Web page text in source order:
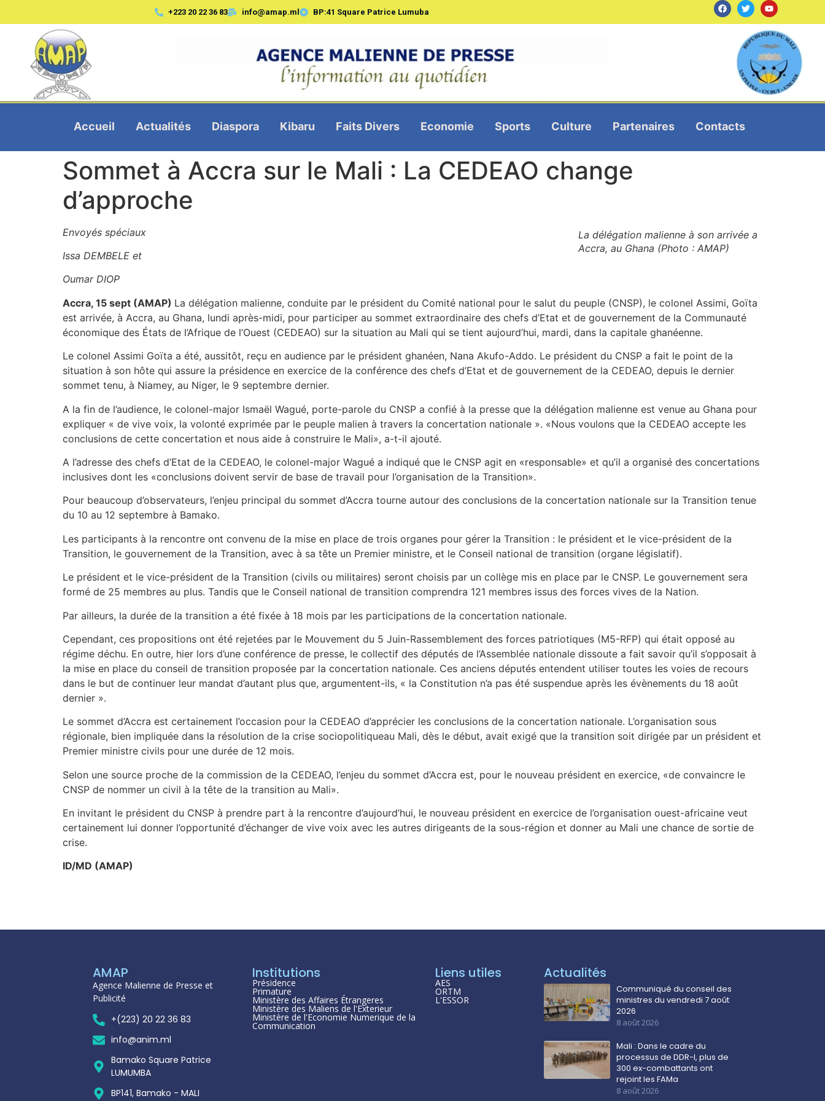
+223 20 22 36 83 info@amap.ml BP:41 Square Patrice Lumuba
Accueil Actualités Diaspora Kibaru Faits Divers Economie Sports Culture Partenaires Contacts
Sommet à Accra sur le Mali : La CEDEAO change
d’approche
La délégation malienne à son arrivée a
Accra, au Ghana (Photo : AMAP)
Envoyés spéciaux
Issa DEMBELE et
Oumar DIOP
Accra, 15 sept (AMAP) La délégation malienne, conduite par le président du Comité national pour le salut du peuple (CNSP), le colonel Assimi, Goïta
est arrivée, à Accra, au Ghana, lundi après-midi, pour participer au sommet extraordinaire des chefs d’Etat et de gouvernement de la Communauté
économique des États de l’Afrique de l’Ouest (CEDEAO) sur la situation au Mali qui se tient aujourd’hui, mardi, dans la capitale ghanéenne.
Le colonel Assimi Goïta a été, aussitôt, reçu en audience par le président ghanéen, Nana Akufo-Addo. Le président du CNSP a fait le point de la
situation à son hôte qui assure la présidence en exercice de la conférence des chefs d’Etat et de gouvernement de la CEDEAO, depuis le dernier
sommet tenu, à Niamey, au Niger, le 9 septembre dernier.
A la fin de l’audience, le colonel-major Ismaël Wagué, porte-parole du CNSP a confié à la presse que la délégation malienne est venue au Ghana pour
expliquer « de vive voix, la volonté exprimée par le peuple malien à travers la concertation nationale ». «Nous voulons que la CEDEAO accepte les
conclusions de cette concertation et nous aide à construire le Mali», a-t-il ajouté.
A l’adresse des chefs d’Etat de la CEDEAO, le colonel-major Wagué a indiqué que le CNSP agit en «responsable» et qu’il a organisé des concertations
inclusives dont les «conclusions doivent servir de base de travail pour l’organisation de la Transition».
Pour beaucoup d’observateurs, l’enjeu principal du sommet d’Accra tourne autour des conclusions de la concertation nationale sur la Transition tenue
du 10 au 12 septembre à Bamako.
Les participants à la rencontre ont convenu de la mise en place de trois organes pour gérer la Transition : le président et le vice-président de la
Transition, le gouvernement de la Transition, avec à sa tête un Premier ministre, et le Conseil national de transition (organe législatif).
Le président et le vice-président de la Transition (civils ou militaires) seront choisis par un collège mis en place par le CNSP. Le gouvernement sera
formé de 25 membres au plus. Tandis que le Conseil national de transition comprendra 121 membres issus des forces vives de la Nation.
Par ailleurs, la durée de la transition a été fixée à 18 mois par les participations de la concertation nationale.
Cependant, ces propositions ont été rejetées par le Mouvement du 5 Juin-Rassemblement des forces patriotiques (M5-RFP) qui était opposé au
régime déchu. En outre, hier lors d’une conférence de presse, le collectif des députés de l’Assemblée nationale dissoute a fait savoir qu’il s’opposait à
la mise en place du conseil de transition proposée par la concertation nationale. Ces anciens députés entendent utiliser toutes les voies de recours
dans le but de continuer leur mandat d’autant plus que, argumentent-ils, « la Constitution n’a pas été suspendue après les évènements du 18 août
dernier ».
Le sommet d’Accra est certainement l’occasion pour la CEDEAO d’apprécier les conclusions de la concertation nationale. L’organisation sous
régionale, bien impliquée dans la résolution de la crise sociopolitiqueau Mali, dès le début, avait exigé que la transition soit dirigée par un président et
Premier ministre civils pour une durée de 12 mois.
Selon une source proche de la commission de la CEDEAO, l’enjeu du sommet d’Accra est, pour le nouveau président en exercice, «de convaincre le
CNSP de nommer un civil à la tête de la transition au Mali».
En invitant le président du CNSP à prendre part à la rencontre d’aujourd’hui, le nouveau président en exercice de l’organisation ouest-africaine veut
certainement lui donner l’opportunité d’échanger de vive voix avec les autres dirigeants de la sous-région et donner au Mali une chance de sortie de
crise.
ID/MD (AMAP)
AMAP
Agence Malienne de Presse et
Publicité
+(223) 20 22 36 83
info@anim.ml
Bamako Square Patrice
LUMUMBA
BP141, Bamako - MALI
Institutions
Présidence
Primature
Ministère des Affaires Étrangeres
Ministère des Maliens de l'Exterieur
Ministère de l'Economie Numerique de la
Communication
Liens utiles
AES
ORTM
L'ESSOR
Actualités
Communiqué du conseil des
ministres du vendredi 7 août
2026
8 août 2026
Mali : Dans le cadre du
processus de DDR-I, plus de
300 ex-combattants ont
rejoint les FAMa
8 août 2026